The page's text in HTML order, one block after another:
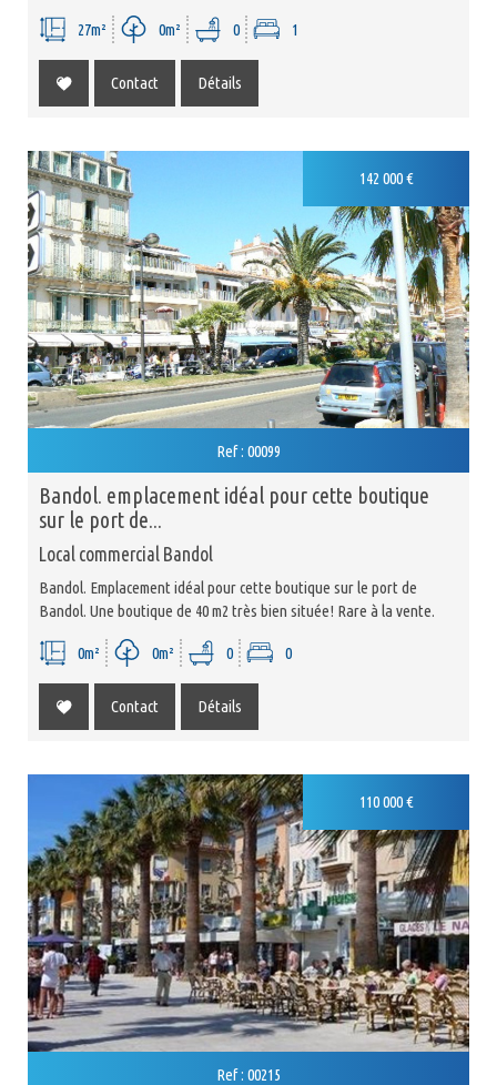
27m² 0m² 0 1
Contact Détails
142 000 €
Ref : 00099
bandol. emplacement idéal pour cette boutique
sur le port de...
Local commercial Bandol
Bandol. Emplacement idéal pour cette boutique sur le port de
Bandol. Une boutique de 40 m2 très bien située! Rare à la vente.
0m² 0m² 0 0
Contact Détails
110 000 €
Ref : 00215